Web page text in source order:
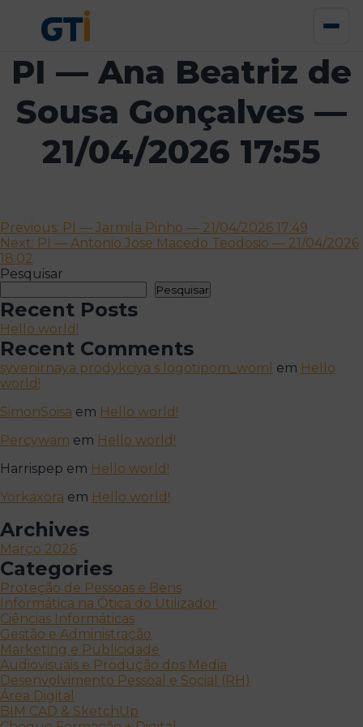
PI — Ana Beatriz de
Sousa Gonçalves —
21/04/2026 17:55
Navegação
de
artigos
Previous: PI — Jarmila Pinho — 21/04/2026 17:49
Next: PI — Antonio Jose Macedo Teodosio — 21/04/2026
18:02
Pesquisar
Pesquisar
Recent Posts
Hello world!
Recent Comments
syvenirnaya prodykciya s logotipom_woml em Hello
world!
SimonSoisa em Hello world!
Percywam em Hello world!
Harrispep em Hello world!
Yorkaxora em Hello world!
Archives
Março 2026
Categories
Proteção de Pessoas e Bens
Informática na Ótica do Utilizador
Ciências Informáticas
Gestão e Administração
Marketing e Publicidade
Audiovisuais e Produção dos Media
Desenvolvimento Pessoal e Social (RH)
Área Digital
BIM CAD & SketchUp